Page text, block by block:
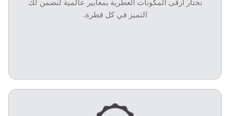
نختار أرقى المكونات العطرية بمعايير عالمية لنضمن لك
التميز في كل قطرة.